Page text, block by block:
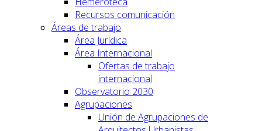
Recursos comunicación
Áreas de trabajo
Área Jurídica
Área Internacional
Ofertas de trabajo
internacional
Observatorio 2030
Agrupaciones
Unión de Agrupaciones de